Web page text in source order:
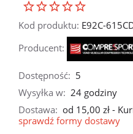
Kod produktu: E92C-
Producent:
Dostępność: 5
Wysyłka w: 24 godziny
Dostawa: od 15,00 zł -
Cena nie zawiera
sprawdź formy dostawy